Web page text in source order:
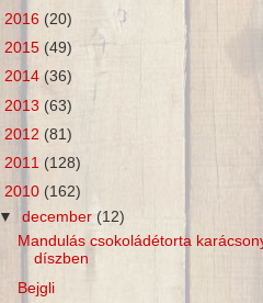
2016 (20)
2015 (49)
2014 (36)
2013 (63)
2012 (81)
2011 (128)
2010 (162)
▼december(12)
Mandulás csokoládétorta
díszben
Bejgli